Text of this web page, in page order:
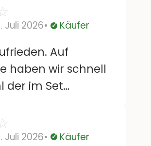
runterziehen
ohne
doppelt, da wäre
sie gespiegelt
sonst super :)
Juli 2026 Verifiziert
Käufer
Auf
haben wir schnell
der im Set
sie wie
und sehen aus
Juli 2026 Verifiziert
Käufer